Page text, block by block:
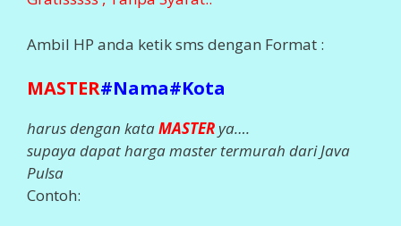
Ambil HP anda ketik sms dengan Format :
MASTER#Nama#Kota
harus dengan kataMASTER ya….
supaya dapat harga master termurah dari Java
Pulsa
Contoh: